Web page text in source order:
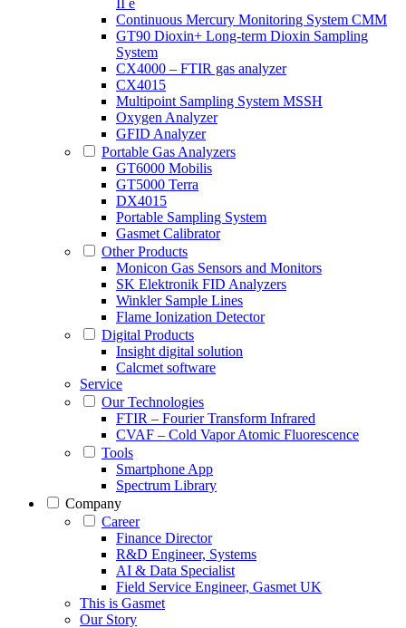
Continuous Mercury Monitoring System CMM
GT90 Dioxin+ Long-term Dioxin Sampling
System
CX4000 – FTIR gas analyzer
CX4015
Multipoint Sampling System MSSH
Oxygen Analyzer
GFID Analyzer
Portable Gas Analyzers
GT6000 Mobilis
GT5000 Terra
DX4015
Portable Sampling System
Gasmet Calibrator
Other Products
Monicon Gas Sensors and Monitors
SK Elektronik FID Analyzers
Winkler Sample Lines
Flame Ionization Detector
Digital Products
Insight digital solution
Calcmet software
Service
Our Technologies
FTIR – Fourier Transform Infrared
CVAF – Cold Vapor Atomic Fluorescence
Tools
Smartphone App
Spectrum Library
Company
Career
Finance Director
R&D Engineer, Systems
AI & Data Specialist
Field Service Engineer, Gasmet UK
This is Gasmet
Our Story